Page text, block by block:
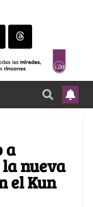
a
la nueva
el Kun